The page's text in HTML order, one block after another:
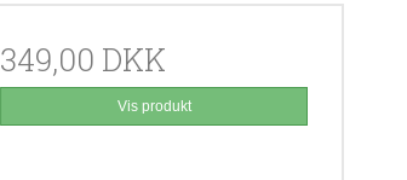
349,00 DKK
Vis produkt